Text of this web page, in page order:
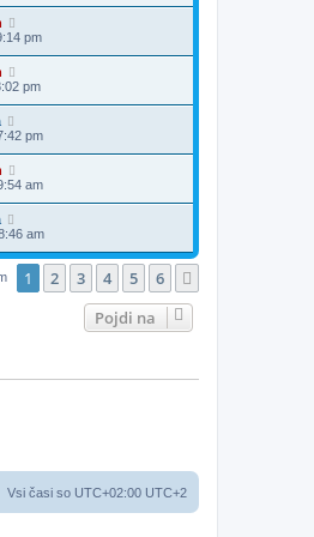
pm
pm
pm
am
am
1 2 3 4 5 6
Pojdi na
Vsi časi so UTC+02:00 UTC+2